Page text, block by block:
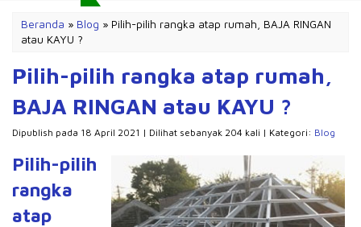
Beranda » Blog » Pilih-pilih rangka atap rumah, BAJA RINGAN
atau KAYU ?
Pilih-pilih rangka atap rumah,
BAJA RINGAN atau KAYU ?
Dipublish pada 18 April 2021 | Dilihat sebanyak 204 kali | Kategori: Blog
Pilih-pilih
rangka
atap